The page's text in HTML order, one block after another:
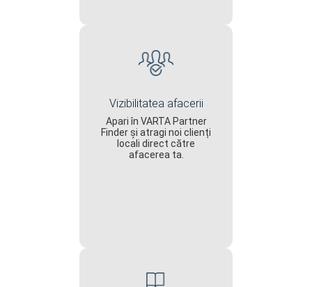
Vizibilitatea afacerii
Apari în VARTA Partner
Finder și atragi noi clienți
locali direct către
afacerea ta.